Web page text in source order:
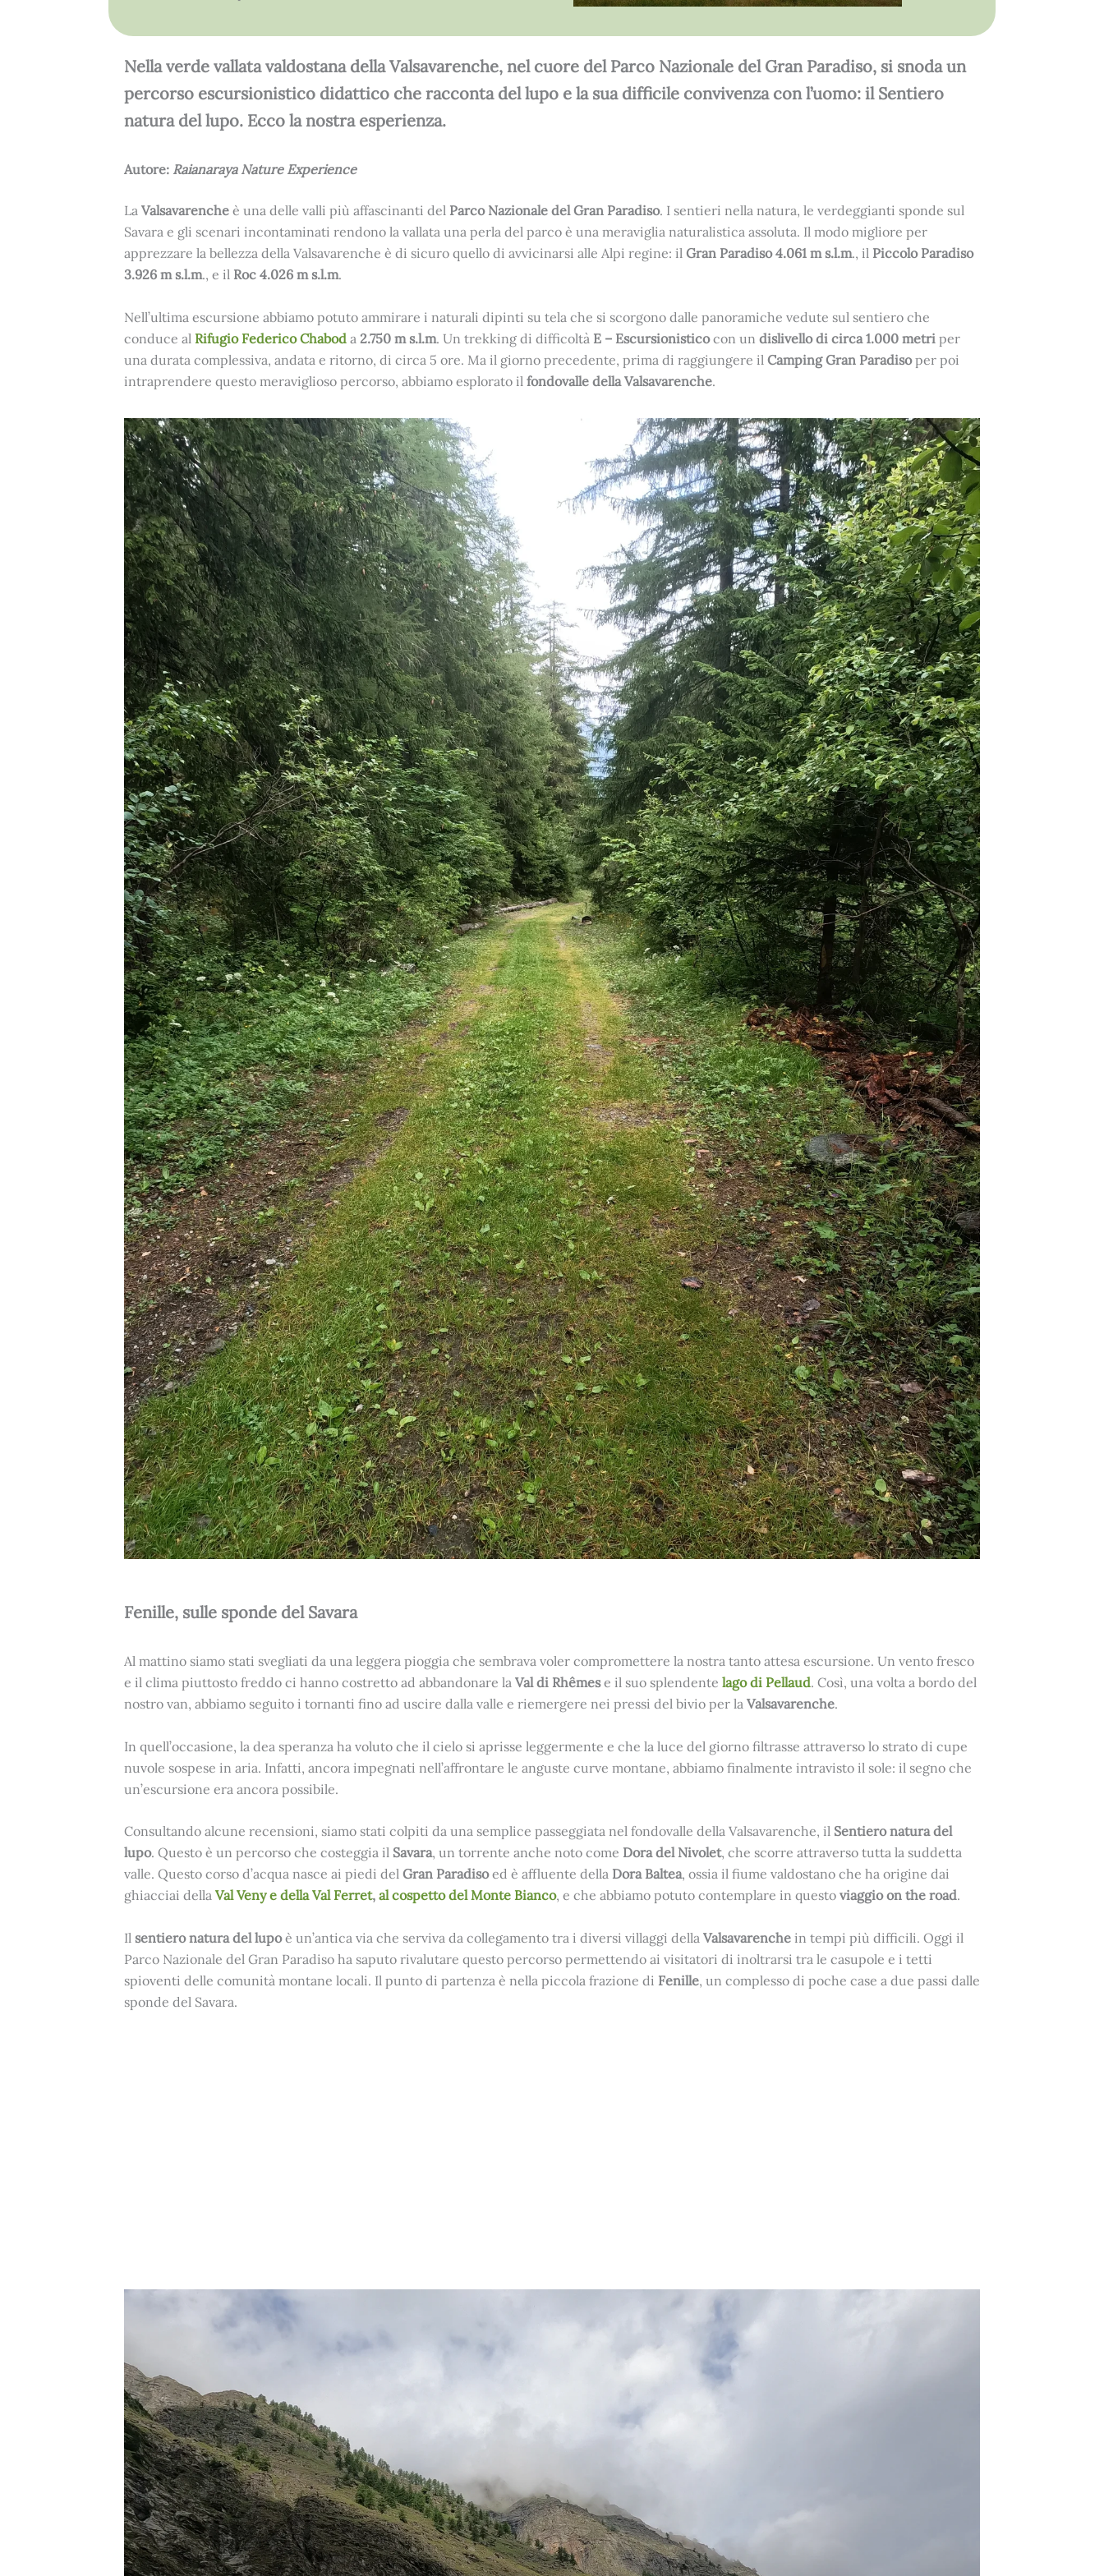
Nella verde vallata valdostana della Valsavarenche, nel cuore del Parco Nazionale del Gran Paradiso, si snoda un
percorso escursionistico didattico che racconta del lupo e la sua difficile convivenza con l’uomo: il Sentiero
natura del lupo. Ecco la nostra esperienza.
Autore: Raianaraya Nature Experience
La Valsavarenche è una delle valli più affascinanti del Parco Nazionale del Gran Paradiso. I sentieri nella natura, le verdeggianti sponde sul
Savara e gli scenari incontaminati rendono la vallata una perla del parco è una meraviglia naturalistica assoluta. Il modo migliore per
apprezzare la bellezza della Valsavarenche è di sicuro quello di avvicinarsi alle Alpi regine: il Gran Paradiso 4.061 m s.l.m., il Piccolo Paradiso
3.926 m s.l.m., e il Roc 4.026 m s.l.m.
Nell’ultima escursione abbiamo potuto ammirare i naturali dipinti su tela che si scorgono dalle panoramiche vedute sul sentiero che
conduce al Rifugio Federico Chabod a 2.750 m s.l.m. Un trekking di difficoltà E – Escursionisticocon un dislivello di circa 1.000 metri per
una durata complessiva, andata e ritorno, di circa 5 ore. Ma il giorno precedente, prima di raggiungere il Camping Gran Paradisoper poi
intraprendere questo meraviglioso percorso, abbiamo esplorato il fondovalle della Valsavarenche.
Fenille, sulle sponde del Savara
Al mattino siamo stati svegliati da una leggera pioggia che sembrava voler compromettere la nostra tanto attesa escursione. Un vento fresco
e il clima piuttosto freddo ci hanno costretto ad abbandonare la Val di Rhêmese il suo splendente lago di Pellaud. Così, una volta a bordo del
nostro van, abbiamo seguito i tornanti fino ad uscire dalla valle e riemergere nei pressi del bivio per la Valsavarenche.
In quell’occasione, la dea speranza ha voluto che il cielo si aprisse leggermente e che la luce del giorno filtrasse attraverso lo strato di cupe
nuvole sospese in aria. Infatti, ancora impegnati nell’affrontare le anguste curve montane, abbiamo finalmente intravisto il sole: il segno che
un’escursione era ancora possibile.
Consultando alcune recensioni, siamo stati colpiti da una semplice passeggiata nel fondovalle della Valsavarenche, il Sentiero natura del
lupo. Questo è un percorso che costeggia il Savara, un torrente anche noto come Dora del Nivolet, che scorre attraverso tutta la suddetta
valle. Questo corso d’acqua nasce ai piedi del Gran Paradisoed è affluente della Dora Baltea, ossia il fiume valdostano che ha origine dai
ghiacciai della Val Veny e della Val Ferret, al cospetto del Monte Bianco, e che abbiamo potuto contemplare in questo viaggio on the road.
Il sentiero natura del lupoè un’antica via che serviva da collegamento tra i diversi villaggi della Valsavarenche in tempi più difficili. Oggi il
Parco Nazionale del Gran Paradiso ha saputo rivalutare questo percorso permettendo ai visitatori di inoltrarsi tra le casupole e i tetti
spioventi delle comunità montane locali. Il punto di partenza è nella piccola frazione di Fenille, un complesso di poche case a due passi dalle
sponde del Savara.